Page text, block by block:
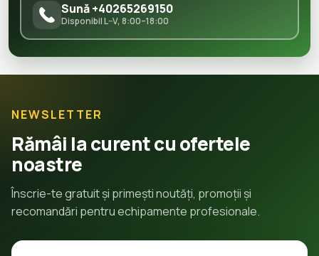
Sună +40265269150
Disponibil L–V, 8:00–18:00
NEWSLETTER
Rămâi la curent cu ofertele
noastre
Înscrie-te gratuit și primești noutăți, promoții și
recomandări pentru echipamente profesionale.